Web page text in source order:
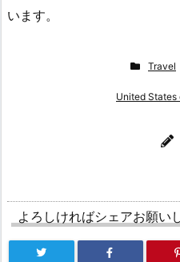
います。
Travel
United States
よろしければシェアお願い